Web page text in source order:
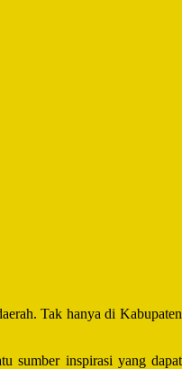
Tak hanya di Kabupaten
sumber inspirasi yang dapat